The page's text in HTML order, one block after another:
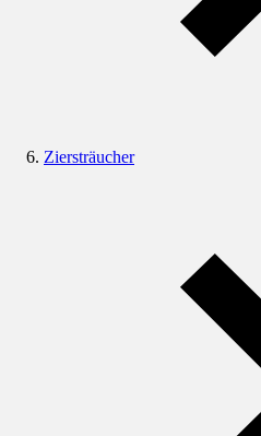
Ziersträucher